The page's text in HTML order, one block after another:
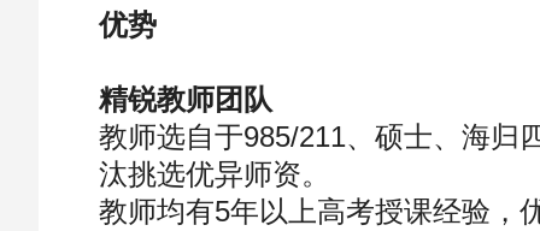
优势
精锐教师团队
教师选自于985/211、硕士、海归
汰挑选优异师资。
教师均有5年以上高考授课经验，